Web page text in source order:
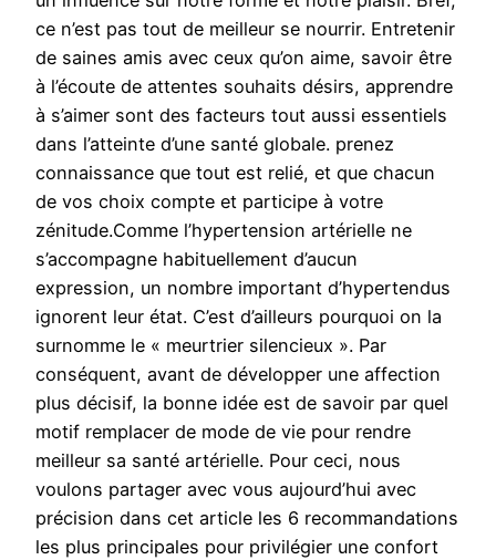
ce n’est pas tout de meilleur se nourrir. Entretenir
de saines amis avec ceux qu’on aime, savoir être
à l’écoute de attentes souhaits désirs, apprendre
à s’aimer sont des facteurs tout aussi essentiels
dans l’atteinte d’une santé globale. prenez
connaissance que tout est relié, et que chacun
de vos choix compte et participe à votre
zénitude.Comme l’hypertension artérielle ne
s’accompagne habituellement d’aucun
expression, un nombre important d’hypertendus
ignorent leur état. C’est d’ailleurs pourquoi on la
surnomme le « meurtrier silencieux ». Par
conséquent, avant de développer une affection
plus décisif, la bonne idée est de savoir par quel
motif remplacer de mode de vie pour rendre
meilleur sa santé artérielle. Pour ceci, nous
voulons partager avec vous aujourd’hui avec
précision dans cet article les 6 recommandations
les plus principales pour privilégier une confort